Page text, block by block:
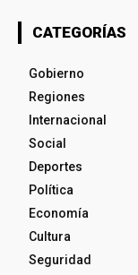
CATEGORÍAS
Gobierno
Regiones
Internacional
Social
Deportes
Política
Economía
Cultura
Seguridad